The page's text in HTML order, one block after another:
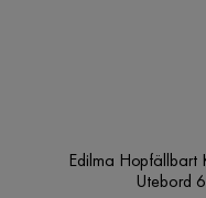
Edilma Hopfällbart
Utebord